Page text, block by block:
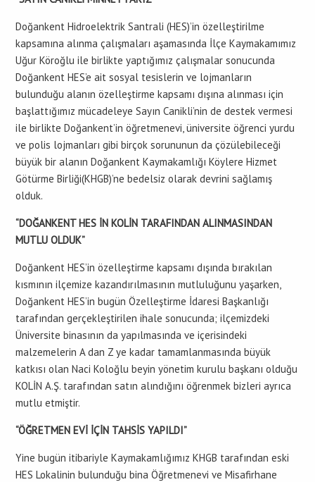
Doğankent Hidroelektrik Santrali (HES)’in özelleştirilme
kapsamına alınma çalışmaları aşamasında İlçe Kaymakamımız
Uğur Köroğlu ile birlikte yaptığımız çalışmalar sonucunda
Doğankent HES’e ait sosyal tesislerin ve lojmanların
bulunduğu alanın özelleştirme kapsamı dışına alınması için
başlattığımız mücadeleye Sayın Canikli’nin de destek vermesi
ile birlikte Doğankent’in öğretmenevi, üniversite öğrenci yurdu
ve polis lojmanları gibi birçok sorununun da çözülebileceği
büyük bir alanın Doğankent Kaymakamlığı Köylere Hizmet
Götürme Birliği(KHGB)’ne bedelsiz olarak devrini sağlamış
olduk.
“DOĞANKENT HES İN KOLİN TARAFINDAN ALINMASINDAN
MUTLU OLDUK”
Doğankent HES’in özelleştirme kapsamı dışında bırakılan
kısmının ilçemize kazandırılmasının mutluluğunu yaşarken,
Doğankent HES’in bugün Özelleştirme İdaresi Başkanlığı
tarafından gerçekleştirilen ihale sonucunda; ilçemizdeki
Üniversite binasının da yapılmasında ve içerisindeki
malzemelerin A dan Z ye kadar tamamlanmasında büyük
katkısı olan Naci Koloğlu beyin yönetim kurulu başkanı olduğu
KOLİN A.Ş. tarafından satın alındığını öğrenmek bizleri ayrıca
mutlu etmiştir.
“ÖĞRETMEN EVİ İÇİN TAHSİS YAPILDI”
Yine bugün itibariyle Kaymakamlığımız KHGB tarafından eski
HES Lokalinin bulunduğu bina Öğretmenevi ve Misafirhane